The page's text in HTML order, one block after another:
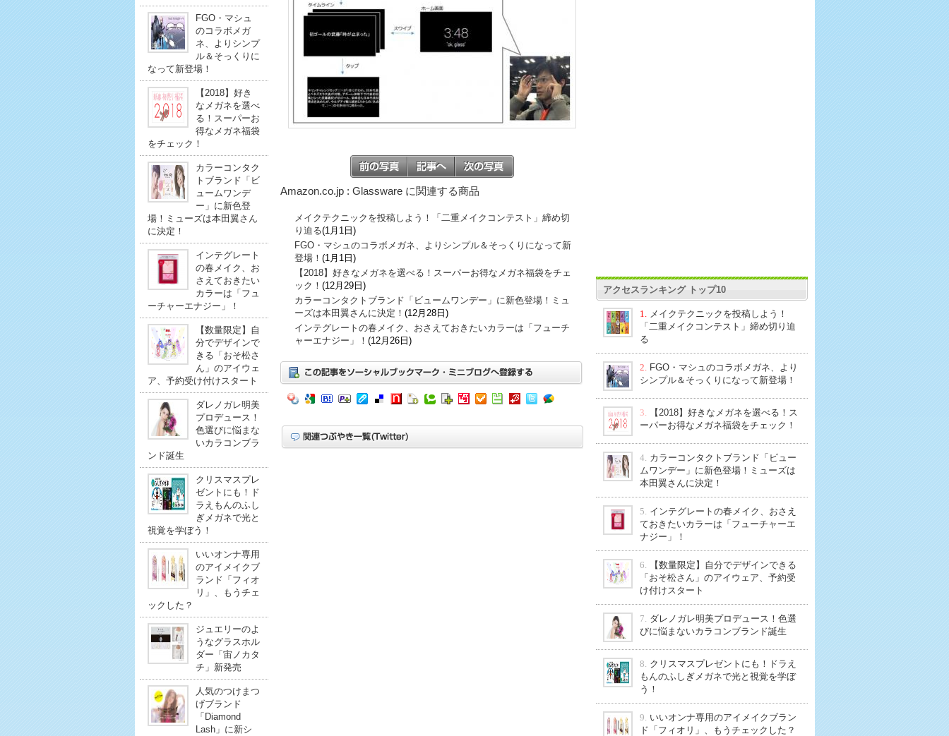
FGO・マシュ
のコラボメガ
ネ、よりシンプ
ル＆そっくりに
なって新登場！
【2018】好き
なメガネを選べ
る！スーパーお
得なメガネ福袋
をチェック！
カラーコンタク
トブランド「ビ
ュームワンデ
ー」に新色登
場！ミューズは本田翼さん
に決定！
インテグレート
の春メイク、お
さえておきたい
カラーは「フュ
ーチャーエナジー」！
【数量限定】自
分でデザインで
きる「おそ松さ
ん」のアイウェ
ア、予約受け付けスタート
ダレノガレ明美
プロデュース！
色選びに悩まな
いカラコンブラ
ンド誕生
クリスマスプレ
ゼントにも！ド
ラえもんのふし
ぎメガネで光と
視覚を学ぼう！
いいオンナ専用
のアイメイクブ
ランド「フィオ
リ」、もうチェ
ックした？
ジュエリーのよ
うなグラスホル
ダー「宙ノカタ
チ」新発売
人気のつけまつ
げブランド
「Diamond
Lash」に新シ
Amazon.co.jp : Glassware に関連する商品
メイクテクニックを投稿しよう！「二重メイクコンテスト」締め切
り迫る(1月1日)
FGO・マシュのコラボメガネ、よりシンプル＆そっくりになって新
登場！ (1月1日)
【2018】好きなメガネを選べる！スーパーお得なメガネ福袋をチェ
ック！ (12月29日)
カラーコンタクトブランド「ビュームワンデー」に新色登場！ミュ
ーズは本田翼さんに決定！ (12月28日)
インテグレートの春メイク、おさえておきたいカラーは「フューチ
ャーエナジー」！ (12月26日)
アクセスランキング トップ10
1.
メイクテクニックを投稿しよう！
「二重メイクコンテスト」締め切り迫
る
2. FGO・マシュのコラボメガネ、より
シンプル＆そっくりになって新登場！
3.
【2018】好きなメガネを選べる！ス
ーパーお得なメガネ福袋をチェック！
4. カラーコンタクトブランド「ビュー
ムワンデー」に新色登場！ミューズは
本田翼さんに決定！
5. インテグレートの春メイク、おさえ
ておきたいカラーは「フューチャーエ
ナジー」！
6.
【数量限定】自分でデザインできる
「おそ松さん」のアイウェア、予約受
け付けスタート
7. ダレノガレ明美プロデュース！色選
びに悩まないカラコンブランド誕生
8. クリスマスプレゼントにも！ドラえ
もんのふしぎメガネで光と視覚を学ぼ
う！
9. いいオンナ専用のアイメイクブラン
ド「フィオリ」、もうチェックした？